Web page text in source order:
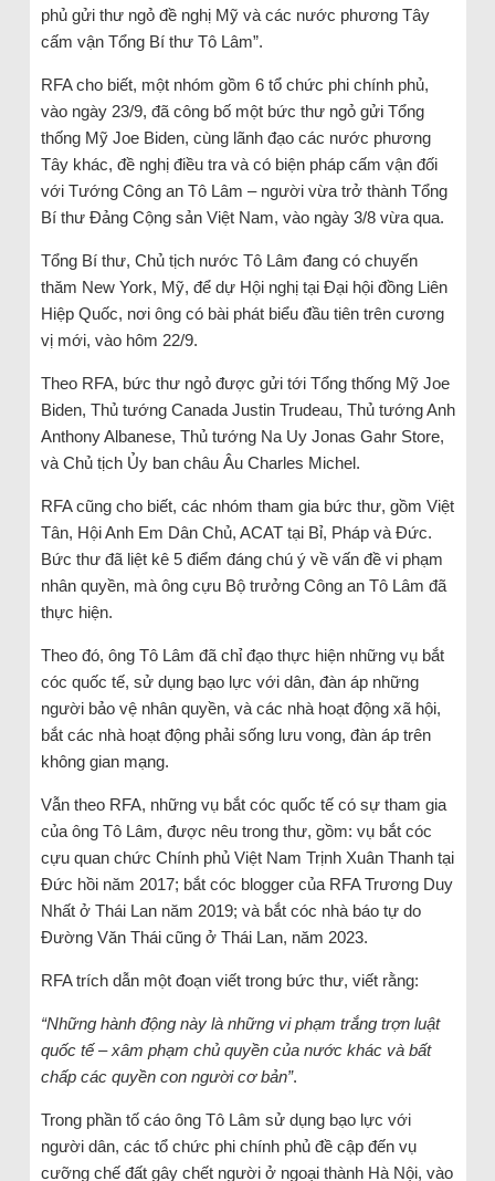
phủ gửi thư ngỏ đề nghị Mỹ và các nước phương Tây
cấm vận Tổng Bí thư Tô Lâm”.
RFA cho biết, một nhóm gồm 6 tổ chức phi chính phủ,
vào ngày 23/9, đã công bố một bức thư ngỏ gửi Tổng
thống Mỹ Joe Biden, cùng lãnh đạo các nước phương
Tây khác, đề nghị điều tra và có biện pháp cấm vận đối
với Tướng Công an Tô Lâm – người vừa trở thành Tổng
Bí thư Đảng Cộng sản Việt Nam, vào ngày 3/8 vừa qua.
Tổng Bí thư, Chủ tịch nước Tô Lâm đang có chuyến
thăm New York, Mỹ, để dự Hội nghị tại Đại hội đồng Liên
Hiệp Quốc, nơi ông có bài phát biểu đầu tiên trên cương
vị mới, vào hôm 22/9.
Theo RFA, bức thư ngỏ được gửi tới Tổng thống Mỹ Joe
Biden, Thủ tướng Canada Justin Trudeau, Thủ tướng Anh
Anthony Albanese, Thủ tướng Na Uy Jonas Gahr Store,
và Chủ tịch Ủy ban châu Âu Charles Michel.
RFA cũng cho biết, các nhóm tham gia bức thư, gồm Việt
Tân, Hội Anh Em Dân Chủ, ACAT tại Bỉ, Pháp và Đức.
Bức thư đã liệt kê 5 điểm đáng chú ý về vấn đề vi phạm
nhân quyền, mà ông cựu Bộ trưởng Công an Tô Lâm đã
thực hiện.
Theo đó, ông Tô Lâm đã chỉ đạo thực hiện những vụ bắt
cóc quốc tế, sử dụng bạo lực với dân, đàn áp những
người bảo vệ nhân quyền, và các nhà hoạt động xã hội,
bắt các nhà hoạt động phải sống lưu vong, đàn áp trên
không gian mạng.
Vẫn theo RFA, những vụ bắt cóc quốc tế có sự tham gia
của ông Tô Lâm, được nêu trong thư, gồm: vụ bắt cóc
cựu quan chức Chính phủ Việt Nam Trịnh Xuân Thanh tại
Đức hồi năm 2017; bắt cóc blogger của RFA Trương Duy
Nhất ở Thái Lan năm 2019; và bắt cóc nhà báo tự do
Đường Văn Thái cũng ở Thái Lan, năm 2023.
RFA trích dẫn một đoạn viết trong bức thư, viết rằng:
“Những hành động này là những vi phạm trắng trợn luật
quốc tế – xâm phạm chủ quyền của nước khác và bất
chấp các quyền con người cơ bản”.
Trong phần tố cáo ông Tô Lâm sử dụng bạo lực với
người dân, các tổ chức phi chính phủ đề cập đến vụ
cưỡng chế đất gây chết người ở ngoại thành Hà Nội, vào